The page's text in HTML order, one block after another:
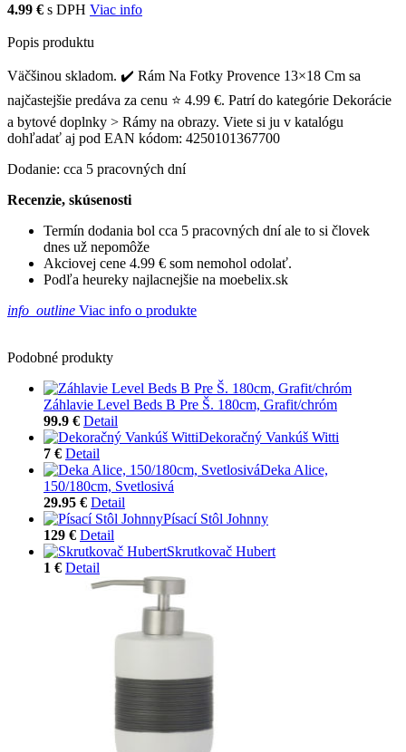
4.99 € s DPH Viac info
Popis produktu
Väčšinou skladom. ✔️ Rám Na Fotky Provence 13×18 Cm sa
najčastejšie predáva za cenu ⭐ 4.99 €. Patrí do kategórie Dekorácie
a bytové doplnky > Rámy na obrazy. Viete si ju v katalógu
dohľadať aj pod EAN kódom: 4250101367700
Dodanie: cca 5 pracovných dní
Recenzie, skúsenosti
Termín dodania bol cca 5 pracovných dní ale to si človek
dnes už nepomôže
Akciovej cene 4.99 € som nemohol odolať.
Podľa heureky najlacnejšie na moebelix.sk
info_outline Viac info o produkte
Podobné produkty
Záhlavie Level Beds B Pre Š. 180cm, Grafit/chróm
99.9 € Detail
Dekoračný Vankúš Witti
7 € Detail
Deka Alice,
150/180cm, Svetlosivá
29.95 € Detail
Písací Stôl Johnny
129 € Detail
Skrutkovač Hubert
1 € Detail